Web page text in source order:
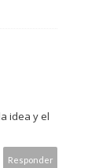
idea y el
Responder